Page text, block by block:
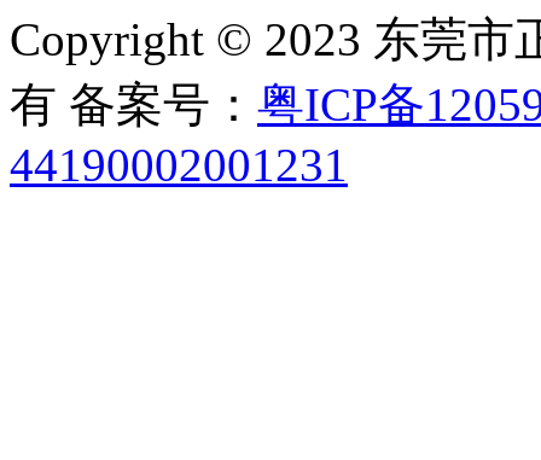
Copyright © 2023 东莞
有 备案号： 粤ICP备
44190002001231